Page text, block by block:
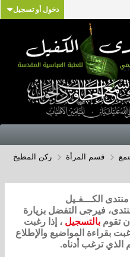
دخول أو تسجيل
قسم المرأة
ركن المطبخ
الكـــفـيل
فيرجى التفضل بزيارة
تقوم بالتسجيل ، إذا رغبت
بقراءة المواضيع والإطلاع
الذي ترغب أدناه.